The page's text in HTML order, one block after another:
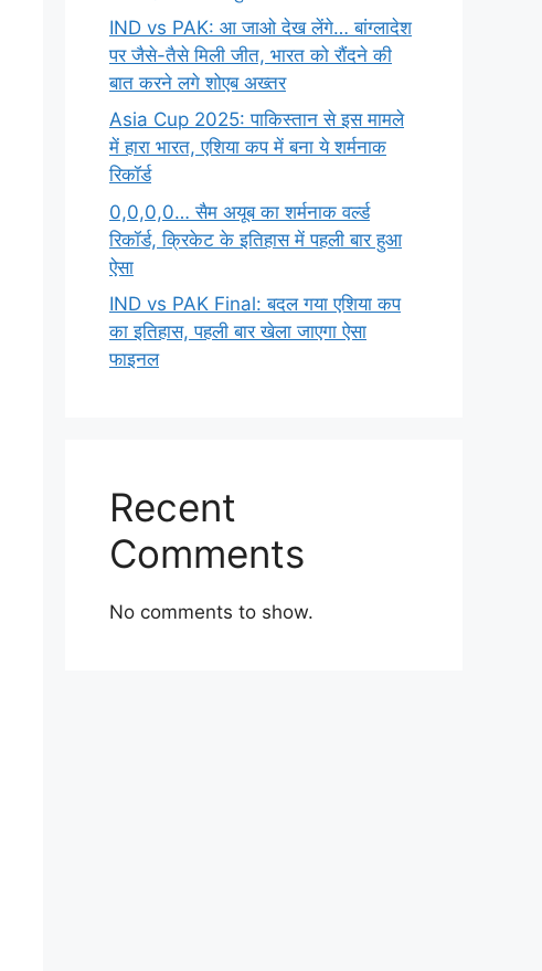
IND vs PAK: आ जाओ देख लेंगे… बांग्लादेश
पर जैसे-तैसे मिली जीत, भारत को रौंदने की
बात करने लगे शोएब अख्तर
Asia Cup 2025: पाकिस्तान से इस मामले
में हारा भारत, एशिया कप में बना ये शर्मनाक
रिकॉर्ड
0,0,0,0… सैम अयूब का शर्मनाक वर्ल्ड
रिकॉर्ड, क्रिकेट के इतिहास में पहली बार हुआ
ऐसा
IND vs PAK Final: बदल गया एशिया कप
का इतिहास, पहली बार खेला जाएगा ऐसा
फाइनल
Recent
Comments
No comments to show.